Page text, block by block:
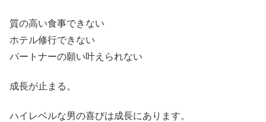
質の高い食事できない
ホテル修行できない
パートナーの願い叶えられない
成長が止まる。
ハイレベルな男の喜びは成長にあります。